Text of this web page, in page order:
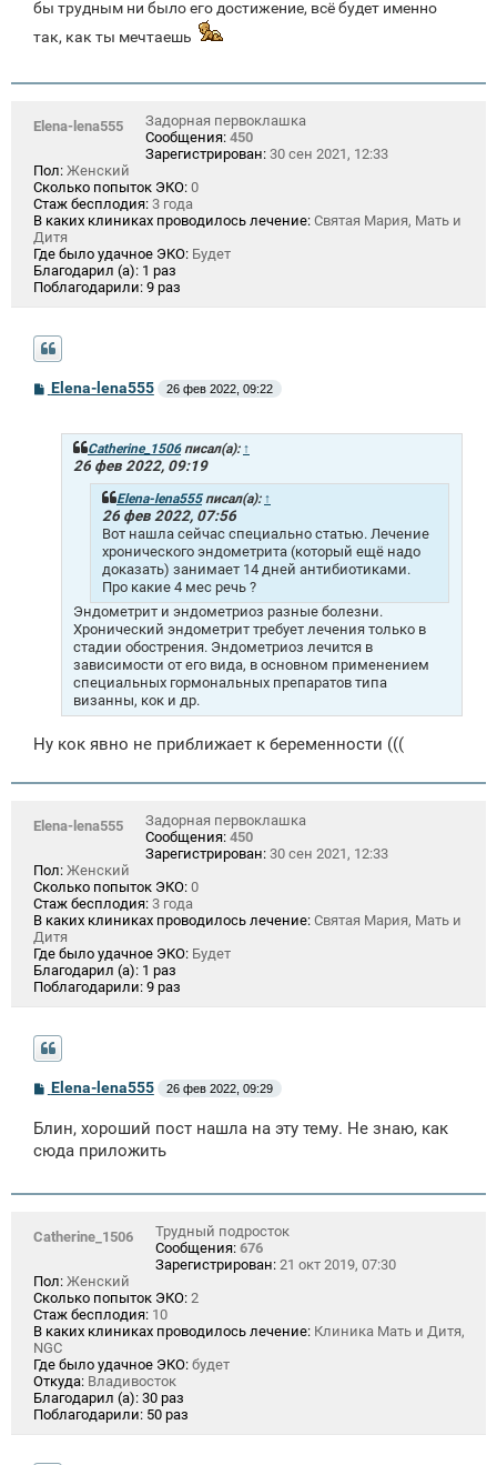
бы трудным ни было его достижение, всё будет именно
так, как ты мечтаешь
Elena-lena555
Задорная первоклашка
Сообщения: 450
Зарегистрирован: 30 сен 2021, 12:33
Пол: Женский
Сколько попыток ЭКО: 0
Стаж бесплодия: 3 года
В каких клиниках проводилось лечение: Святая Мария, Мать и
Дитя
Где было удачное ЭКО: Будет
Благодарил (а): 1 раз
Поблагодарили: 9 раз
С
о
Elena-lena555 26 фев 2022, 09:22
Catherine_1506писал(а): ↑
26 фев 2022, 09:19
Elena-lena555писал(а): ↑
26 фев 2022, 07:56
Вот нашла сейчас специально статью. Лечение
хронического эндометрита (который ещё надо
доказать) занимает 14 дней антибиотиками.
Про какие 4 мес речь ?
Эндометрит и эндометриоз разные болезни.
Хронический эндометрит требует лечения только в
стадии обострения. Эндометриоз лечится в
зависимости от его вида, в основном применением
специальных гормональных препаратов типа
визанны, кок и др.
Ну кок явно не приближает к беременности (((
Elena-lena555
Задорная первоклашка
Сообщения: 450
Зарегистрирован: 30 сен 2021, 12:33
Пол: Женский
Сколько попыток ЭКО: 0
Стаж бесплодия: 3 года
В каких клиниках проводилось лечение: Святая Мария, Мать и
Дитя
Где было удачное ЭКО: Будет
Благодарил (а): 1 раз
Поблагодарили: 9 раз
С
о
б
щ
и
Elena-lena555 26 фев 2022, 09:29
Блин, хороший пост нашла на эту тему. Не знаю, как
сюда приложить
Catherine_1506
Трудный подросток
Сообщения: 676
Зарегистрирован: 21 окт 2019, 07:30
Пол: Женский
Сколько попыток ЭКО: 2
Стаж бесплодия: 10
В каких клиниках проводилось лечение: Клиника Мать и Дитя,
NGC
Где было удачное ЭКО: будет
Откуда: Владивосток
Благодарил (а): 30 раз
Поблагодарили: 50 раз